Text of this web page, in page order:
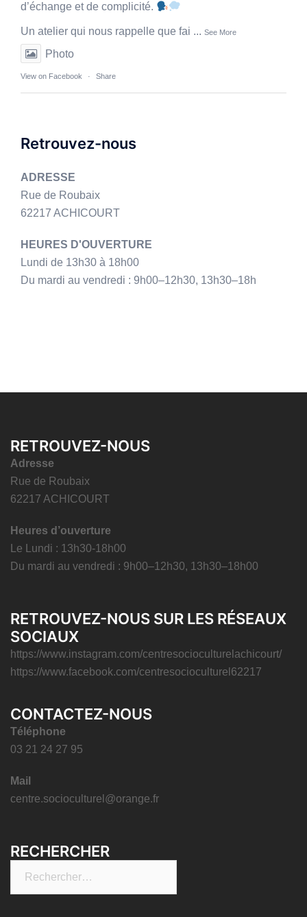
d’échange et de complicité.
Un atelier qui nous rappelle que fai ... See More
Photo
View on Facebook · Share
Retrouvez-nous
ADRESSE
Rue de Roubaix
62217 ACHICOURT
HEURES D'OUVERTURE
Lundi de 13h30 à 18h00
Du mardi au vendredi : 9h00–12h30, 13h30–18h
RETROUVEZ-NOUS
Adresse
Rue de Roubaix
62217 ACHICOURT
Heures d’ouverture
Le Lundi : 13h30-18h00
Du mardi au vendredi : 9h00–12h30, 13h30–18h00
RETROUVEZ-NOUS SUR LES RÉSEAUX
SOCIAUX
https://www.instagram.com/centresocioculturelachicourt/
https://www.facebook.com/centresocioculturel62217
CONTACTEZ-NOUS
Téléphone
03 21 24 27 95
Mail
centre.socioculturel@orange.fr
RECHERCHER